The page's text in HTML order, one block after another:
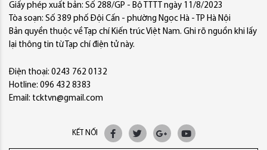
Giấy phép xuất bản: Số 288/GP - Bộ TTTT ngày 11/8/2023
Tòa soạn: Số 389 phố Đội Cấn - phường Ngọc Hà - TP Hà Nội
Bản quyền thuộc về Tạp chí Kiến trúc Việt Nam. Ghi rõ nguồn khi lấy
lại thông tin từ Tạp chí điện tử này.
Điện thoại: 0243 762 0132
Hotline: 096 432 8383
Email: tcktvn@gmail.com
KẾT NỐI